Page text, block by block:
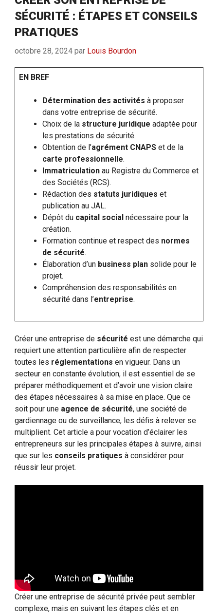
SÉCURITÉ : ÉTAPES ET CONSEILS
PRATIQUES
octobre 28, 2024 par Louis Bourdon
EN BREF
Détermination des activités à proposer
dans votre entreprise de sécurité.
Choix de la structure juridique adaptée pour
les prestations de sécurité.
Obtention de l’agrément CNAPS et de la
carte professionnelle.
Immatriculation au Registre du Commerce et
des Sociétés (RCS).
Rédaction des statuts juridiques et
publication au JAL.
Dépôt du capital social nécessaire pour la
création.
Formation continue et respect des normes
de sécurité.
Élaboration d’un business plan solide pour le
projet.
Compréhension des responsabilités en
sécurité dans l’entreprise.
Créer une entreprise de sécu­rité est une démarche qui
requiert une attention particulière afin de respecter
toutes les réglementations en vigueur. Dans un
secteur en constante évolution, il est essentiel de se
préparer méthodiquement et d’avoir une vision claire
des étapes nécessaires à sa mise en place. Que ce
soit pour une agence de sécurité, une société de
gardiennage ou de surveillance, les défis à relever se
multiplient. Cet article a pour vocation d’éclairer les
entrepreneurs sur les principales étapes à suivre, ainsi
que sur les conseils pratiques à considérer pour
réussir leur projet.
Créer une entreprise de sécurité privée peut sembler
complexe, mais en suivant les étapes clés et en